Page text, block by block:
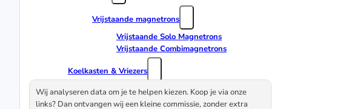
Vrijstaande magnetrons
Vrijstaande Solo Magnetrons
Vrijstaande Combimagnetrons
Koelkasten & Vriezers
Amerikaanse koelkasten
Wij analyseren data om je te helpen kiezen. Koop je via onze
links? Dan ontvangen wij een kleine commissie, zonder extra